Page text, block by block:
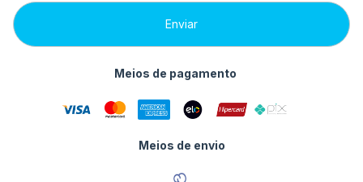
Meios de pagamento
Meios de envio